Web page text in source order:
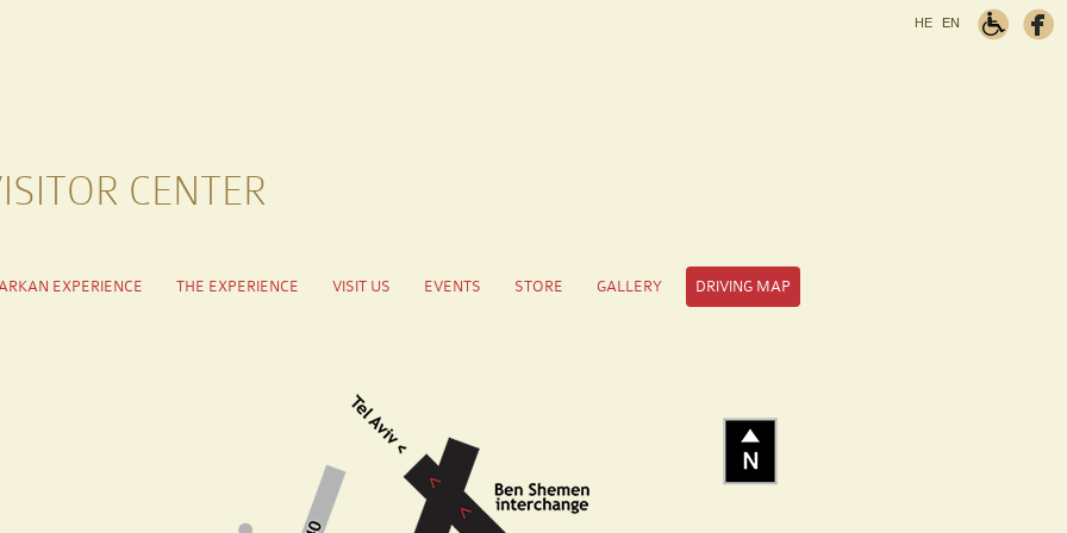
EN
HE
CENTER
EXPERIENCE THE EXPERIENCE VISIT US EVENTS STORE GALLERY DRIVING MAP